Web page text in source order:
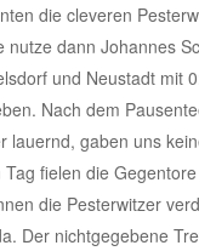
die cleveren
dann Johannes
und Neustadt mit
Nach dem
gaben uns
fielen die
die Pesterwitzer
Der nichtgegebene